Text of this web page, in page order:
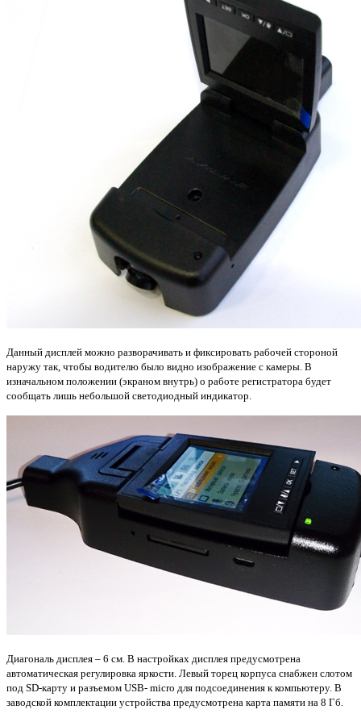
Данный дисплей можно разворачивать и фиксировать рабочей стороной
наружу так, чтобы водителю было видно изображение с камеры. В
изначальном положении (экраном внутрь) о работе регистратора будет
сообщать лишь небольшой светодиодный индикатор.
Диагональ дисплея – 6 см. В настройках дисплея предусмотрена
автоматическая регулировка яркости. Левый торец корпуса снабжен слотом
под SD-карту и разъемом USB- micro для подсоединения к компьютеру. В
заводской комплектации устройства предусмотрена карта памяти на 8 Гб.